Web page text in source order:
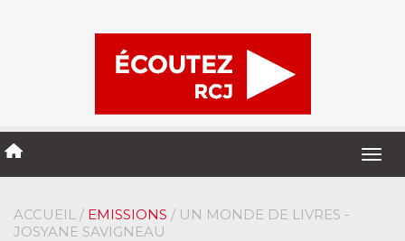
ACCUEIL / EMISSIONS / UN MONDE DE LIVRES -
JOSYANE SAVIGNEAU